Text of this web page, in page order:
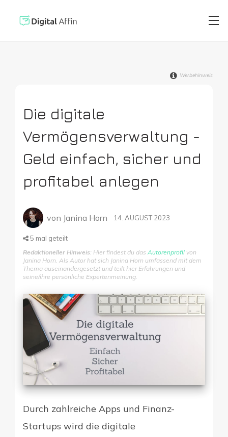
SOFTWARE-BLOG
Neuste Artikel
Digitaler
Digitale
Digitale
Werbehinweis
Die digitale
Vermögensverwaltung -
Geld einfach, sicher und
profitabel anlegen
von Janina Horn 14. AUGUST 2023
5 mal geteilt
Redaktioneller Hinweis: Hier findest du das Autorenprofil von
Janina Horn. Als Autor hat sich Janina Horn umfassend mit dem
Thema auseinandergesetzt und teilt hier Erfahrungen und
seine/ihre persönliche Expertenmeinung.
Durch zahlreiche Apps und Finanz-
Startups wird die digitale